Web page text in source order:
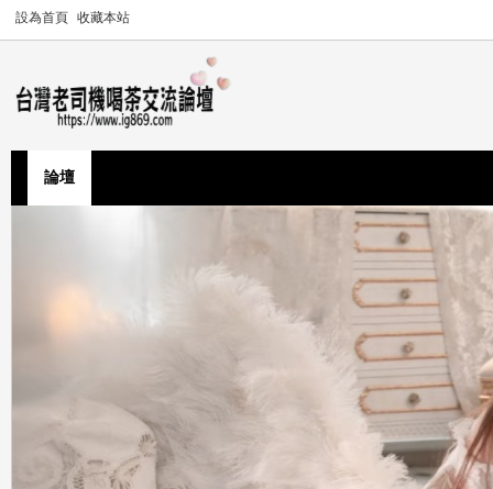
設為首頁 收藏本站
論壇